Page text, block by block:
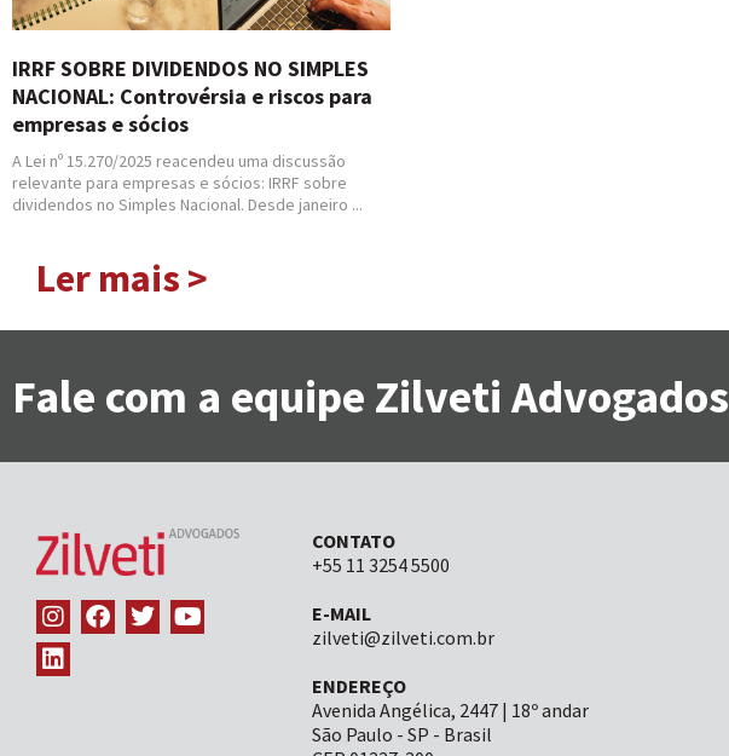
IRRF SOBRE DIVIDENDOS NO SIMPLES
NACIONAL: Controvérsia e riscos para
empresas e sócios
A Lei nº 15.270/2025 reacendeu uma discussão
relevante para empresas e sócios: IRRF sobre
dividendos no Simples Nacional. Desde janeiro ...
Ler mais >
Fale com a equipe Zilveti Advogados
CONTATO
+55 11 3254 5500
E-MAIL
zilveti@zilveti.com.br
ENDEREÇO
Avenida Angélica, 2447 | 18º andar
São Paulo - SP - Brasil